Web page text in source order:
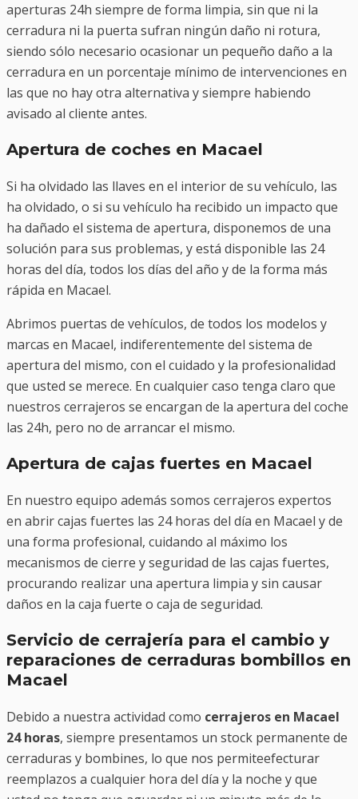
aperturas 24h siempre de forma limpia, sin que ni la
cerradura ni la puerta sufran ningún daño ni rotura,
siendo sólo necesario ocasionar un pequeño daño a la
cerradura en un porcentaje mínimo de intervenciones en
las que no hay otra alternativa y siempre habiendo
avisado al cliente antes.
Apertura de coches en Macael
Si ha olvidado las llaves en el interior de su vehículo, las
ha olvidado, o si su vehículo ha recibido un impacto que
ha dañado el sistema de apertura, disponemos de una
solución para sus problemas, y está disponible las 24
horas del día, todos los días del año y de la forma más
rápida en Macael.
Abrimos puertas de vehículos, de todos los modelos y
marcas en Macael, indiferentemente del sistema de
apertura del mismo, con el cuidado y la profesionalidad
que usted se merece. En cualquier caso tenga claro que
nuestros cerrajeros se encargan de la apertura del coche
las 24h, pero no de arrancar el mismo.
Apertura de cajas fuertes en Macael
En nuestro equipo además somos cerrajeros expertos
en abrir cajas fuertes las 24 horas del día en Macael y de
una forma profesional, cuidando al máximo los
mecanismos de cierre y seguridad de las cajas fuertes,
procurando realizar una apertura limpia y sin causar
daños en la caja fuerte o caja de seguridad.
Servicio de cerrajería para el cambio y
reparaciones de cerraduras bombillos en
Macael
Debido a nuestra actividad como cerrajeros en Macael
24 horas, siempre presentamos un stock permanente de
cerraduras y bombines, lo que nos permiteefecturar
reemplazos a cualquier hora del día y la noche y que